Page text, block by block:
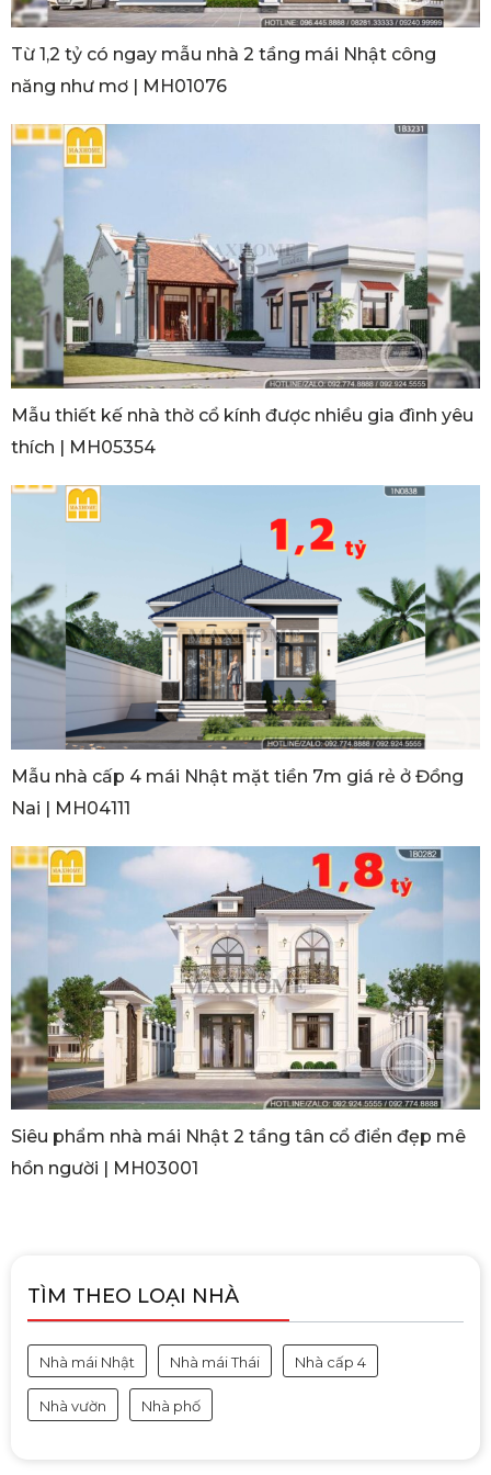
Từ 1,2 tỷ có ngay mẫu nhà 2 tầng mái Nhật công
năng như mơ | MH01076
Mẫu thiết kế nhà thờ cổ kính được nhiều gia đình yêu
thích | MH05354
Mẫu nhà cấp 4 mái Nhật mặt tiền 7m giá rẻ ở Đồng
Nai | MH04111
Siêu phẩm nhà mái Nhật 2 tầng tân cổ điển đẹp mê
hồn người | MH03001
TÌM THEO LOẠI NHÀ
Nhà mái Nhật Nhà mái Thái Nhà cấp 4
Nhà vườn Nhà phố